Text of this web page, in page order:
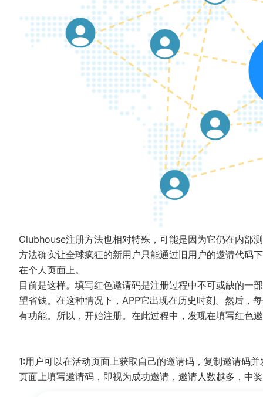
Clubhouse注册方法也相对特殊，可能是因为它仍在内部
方法确实让全球疯狂的新用户只能通过旧用户的邀请代码
在个人页面上。
目前是这样。填写红色邀请码是注册过程中不可或缺的一
望省钱。在这种情况下，APP它出现在历史时刻。然后，
有功能。所以，开始注册。在此过程中，发现在填写红色
1:用户可以在活动页面上获取自己的邀请码，复制邀请码
页面上填写邀请码，即视为成功邀请，邀请人数越多，中